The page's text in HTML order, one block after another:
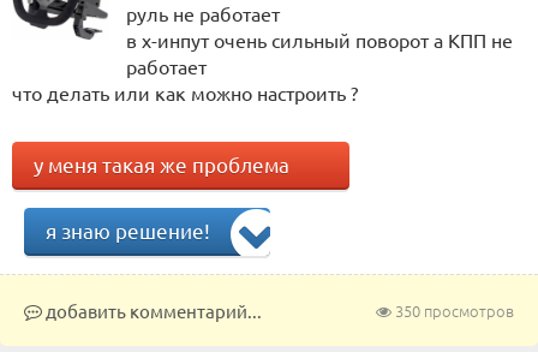
руль не работает
в х-инпут очень сильный поворот а КПП не
работает
что делать или как можно настроить ?
у меня такая же проблема
я знаю решение!
350 просмотров
добавить комментарий...